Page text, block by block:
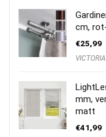
cm,
€25,99
mm,
matt
€41,99